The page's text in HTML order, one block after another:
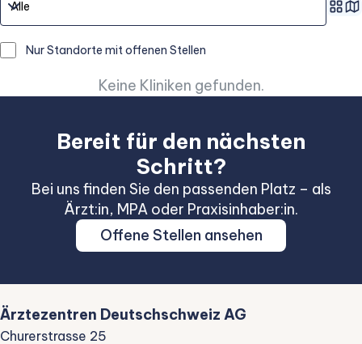
Nur Standorte mit offenen Stellen
Keine Kliniken gefunden.
Bereit für den nächsten
Schritt?
Bei uns finden Sie den passenden Platz – als
Ärzt:in, MPA oder Praxisinhaber:in.
Offene Stellen ansehen
Ärztezentren Deutschschweiz AG
Churerstrasse 25